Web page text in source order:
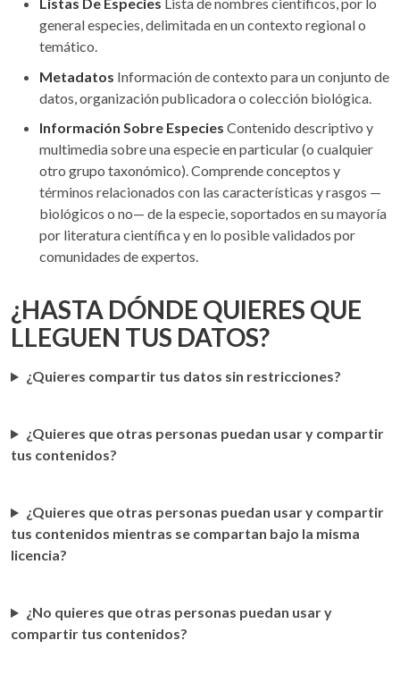
general especies, delimitada en un contexto regional o
temático.
Metadatos Información de contexto para un conjunto de
datos, organización publicadora o colección biológica.
Información Sobre Especies Contenido descriptivo y
multimedia sobre una especie en particular (o cualquier
otro grupo taxonómico). Comprende conceptos y
términos relacionados con las características y rasgos —
biológicos o no— de la especie, soportados en su mayoría
por literatura científica y en lo posible validados por
comunidades de expertos.
¿HASTA DÓNDE QUIERES QUE
LLEGUEN TUS DATOS?
¿Quieres compartir tus datos sin restricciones?
¿Quieres que otras personas puedan usar y compartir
tus contenidos?
¿Quieres que otras personas puedan usar y compartir
tus contenidos mientras se compartan bajo la misma
licencia?
¿No quieres que otras personas puedan usar y
compartir tus contenidos?